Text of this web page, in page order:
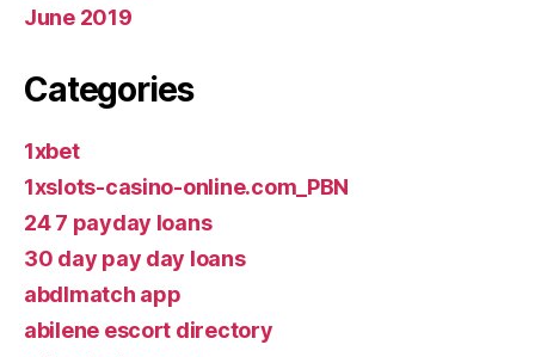
June 2019
Categories
1xbet
1xslots-casino-online.com_PBN
24 7 payday loans
30 day pay day loans
abdlmatch app
abilene escort directory